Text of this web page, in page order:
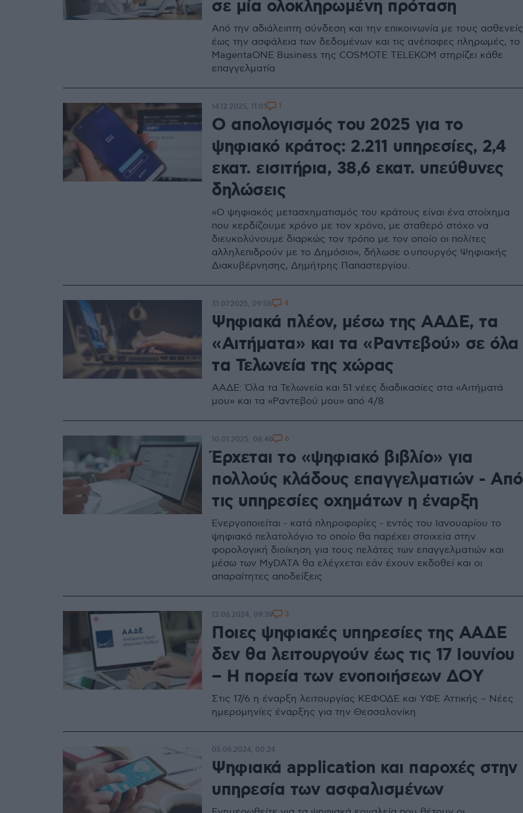
σε μία ολοκληρωμένη πρόταση
Από την αδιάλειπτη σύνδεση και την επικοινωνία με τους ασθενείς
έως την ασφάλεια των δεδομένων και τις ανέπαφες πληρωμές, το
MagentaONE Business της COSMOTE TELEKOM στηρίζει κάθε
επαγγελματία
Ο απολογισμός του 2025 για το
ψηφιακό κράτος: 2.211 υπηρεσίες, 2,4
εκατ. εισιτήρια, 38,6 εκατ. υπεύθυνες
δηλώσεις
«Ο ψηφιακός μετασχηματισμός του κράτους είναι ένα στοίχημα
που κερδίζουμε χρόνο με τον χρόνο, με σταθερό στόχο να
διευκολύνουμε διαρκώς τον τρόπο με τον οποίο οι πολίτες
αλληλεπιδρούν με το Δημόσιο», δήλωσε ο υπουργός Ψηφιακής
Διακυβέρνησης, Δημήτρης Παπαστεργίου.
14.12.2025, 11:01 1
Ψηφιακά πλέον, μέσω της ΑΑΔΕ, τα
«Αιτήματα» και τα «Ραντεβού» σε όλα
τα Τελωνεία της χώρας
ΑΑΔΕ: Όλα τα Τελωνεία και 51 νέες διαδικασίες στα «Αιτήματά
μου» και τα «Ραντεβού μου» από 4/8
31.07.2025, 09:58 4
Έρχεται το «ψηφιακό βιβλίο» για
πολλούς κλάδους επαγγελματιών - Από
τις υπηρεσίες οχημάτων η έναρξη
Ενεργοποιείται - κατά πληροφορίες - εντός του Ιανουαρίου το
ψηφιακό πελατολόγιο το οποίο θα παρέχει στοιχεία στην
φορολογική διοίκηση για τους πελάτες των επαγγελματιών και
μέσω των MyDATA θα ελέγχεται εάν έχουν εκδοθεί και οι
απαραίτητες αποδείξεις
10.01.2025, 08:46 6
Ποιες ψηφιακές υπηρεσίες της ΑΑΔΕ
δεν θα λειτουργούν έως τις 17 Ιουνίου
– Η πορεία των ενοποιήσεων ΔΟΥ
Στις 17/6 η έναρξη λειτουργίας ΚΕΦΟΔΕ και ΥΦΕ Αττικής – Νέες
ημερομηνίες έναρξης για την Θεσσαλονίκη
13.06.2024, 09:39 3
Ψηφιακά application και παροχές στην
υπηρεσία των ασφαλισμένων
05.06.2024, 00:24